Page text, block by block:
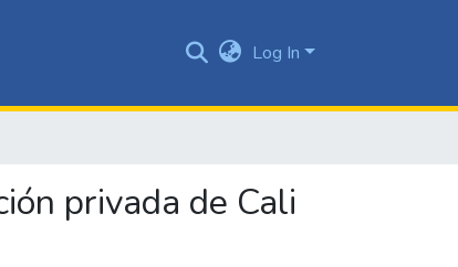
Log In
privada de Cali